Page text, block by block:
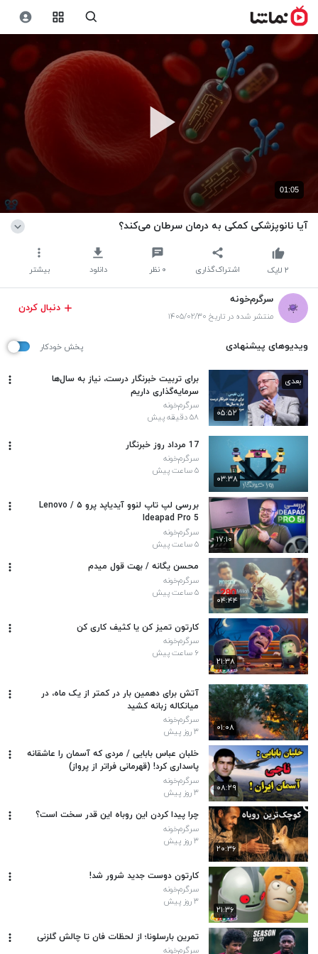
01:05
آیا نانوپزشکی کمکی به درمان سرطان می‌کند؟
اشتراک‌گذاری ۰ نظر دانلود بیشتر ۲ لایک
سرگرم‌خونه
منتشر شده در تاریخ ۱۴۰۵/۰۲/۳۰
دنبال کردن
ویدیوهای پیشنهادی پخش خودکار
۰۵:۵۲
بعدی
برای تربیت خبرنگار درست، نیاز به سال‌ها
سرمایه‌گذاری داریم
سرگرم‌خونه
۵۸ دقیقه پیش
۰۳:۳۸
17 مرداد روز خبرنگار
سرگرم‌خونه
۵ ساعت پیش
۱۷:۱۰
بررسی لپ تاپ لنوو آیدیاپد پرو ۵ / Lenovo
Ideapad Pro 5
سرگرم‌خونه
۵ ساعت پیش
۰۴:۴۴
محسن یگانه / بهت قول میدم
سرگرم‌خونه
۵ ساعت پیش
۲۱:۳۸
کارتون تمیز کن یا کثیف کاری کن
سرگرم‌خونه
۶ ساعت پیش
۰۱:۰۸
آتش برای دهمین بار در کمتر از یک ماه، در
میانکاله زبانه کشید
سرگرم‌خونه
۳ روز پیش
۰۸:۲۹
خلبان عباس بابایی / مردی که آسمان را عاشقانه
پاسداری کرد! (قهرمانی فراتر از پرواز)
سرگرم‌خونه
۳ روز پیش
۲۰:۳۶
چرا پیدا کردن این روباه این قدر سخت است؟
سرگرم‌خونه
۳ روز پیش
۲۱:۳۶
کارتون دوست جدید شرور شد!
سرگرم‌خونه
۳ روز پیش
تمرین بارسلونا؛ از لحظات فان تا چالش گلزنی
سرگرم‌خونه